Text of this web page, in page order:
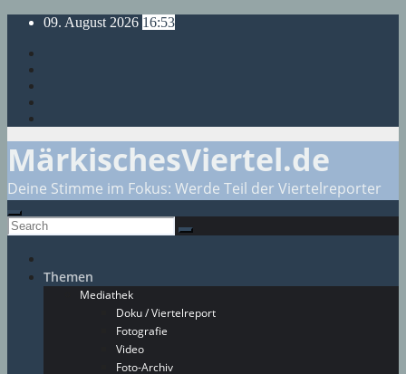
Skip
content
09. August 2026 16:53
MärkischesViertel.de
Deine Stimme im Fokus: Werde Teil der Viertelreporter
Themen
Mediathek
Doku / Viertelreport
Fotografie
Video
Foto-Archiv